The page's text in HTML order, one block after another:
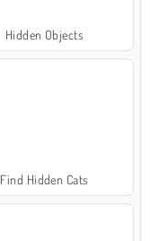
Hidden Objects
Find Hidden Cats